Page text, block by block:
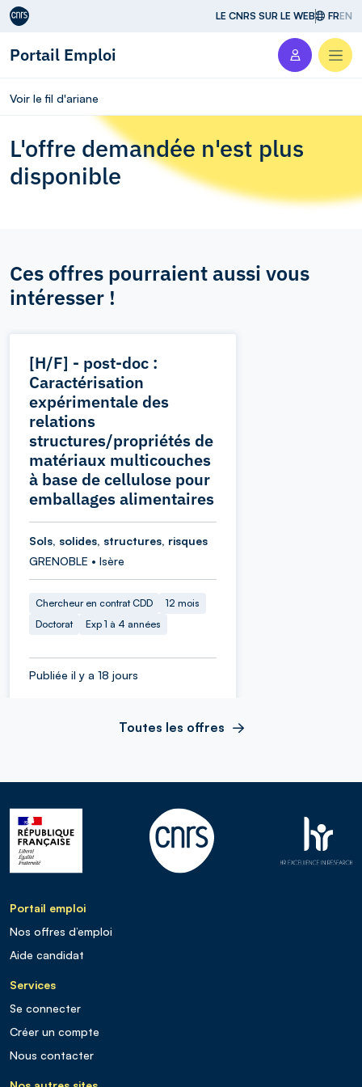
Aller au contenu LE CNRS SUR LE WEB FREN
Portail Emploi
Voir le fil d'ariane
L'offre demandée n'est plus
disponible
Ces offres pourraient aussi vous
intéresser !
[H/F] - post-doc :
Caractérisation
expérimentale des
relations
structures/propriétés de
matériaux multicouches
à base de cellulose pour
emballages alimentaires
Sols, solides, structures, risques
GRENOBLE • Isère
Chercheur en contrat CDD
12 mois
Doctorat
Exp 1 à 4 années
Publiée il y a 18 jours
Toutes les offres
Portail emploi
Nos offres d’emploi
Aide candidat
Services
Se connecter
Créer un compte
Nous contacter